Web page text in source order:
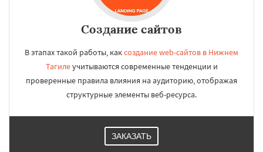
Создание сайтов
В этапах такой работы, каксоздание web-сайтов в Нижнем
Тагилеучитываются современные тенденции и
проверенные правила влияния на аудиторию, отображая
структурные элементы веб-ресурса.
ЗАКАЗАТЬ